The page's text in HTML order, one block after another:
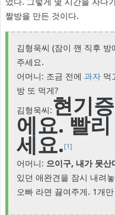
짤방을 만든 것이다.
김형욱씨 (잠이 깬 직후 방
주세요.
어머니: 조금 전에 과자먹
방 또 먹게?
김형욱씨:현기
에요. 빨
세요.[1]
어머니: 으이구, 내가 못산
있던 애완견을 잠시 내려
오빠 라면 끓여주게. 1개